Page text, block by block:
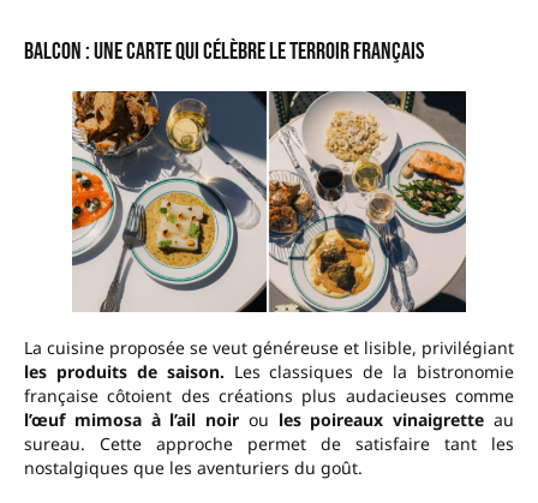
Balcon : Une carte qui célèbre le terroir français
La cuisine proposée se veut généreuse et lisible, privilégiant
les produits de saison. Les classiques de la bistronomie
française côtoient des créations plus audacieuses comme
l’œuf mimosa à l’ail noir ou les poireaux vinaigrette au
sureau. Cette approche permet de satisfaire tant les
nostalgiques que les aventuriers du goût.